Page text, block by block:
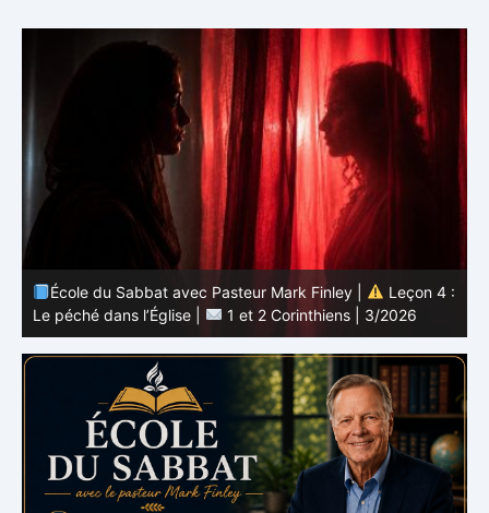
École du Sabbat avec Pasteur Mark Finley |
Leçon 3 :
L’unité en Christ |
1 et 2 Corinthiens | 3/2026